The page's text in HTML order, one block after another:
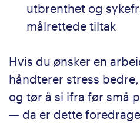
utbrenthet og
målrettede tiltak
Hvis du ønsker en
håndterer stress
og tør å si ifra før små
— da er dette